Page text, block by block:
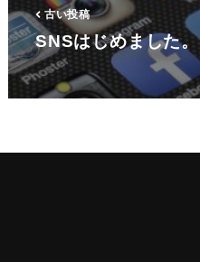
古い投稿
SNSはじめました。